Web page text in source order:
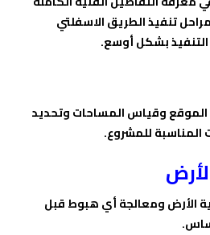
تنفيذ الطريق الاسفلتي
بشكل أوسع.
الموقع وقياس المساحات وتحديد
المناسبة للمشروع.
الأرض ومعالجة أي هبوط قبل